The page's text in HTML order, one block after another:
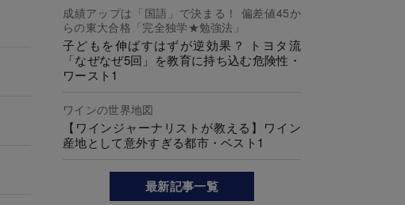
成績アップは「国語」で決まる！ 偏差値45か
らの東大合格「完全独学★勉強法」
子どもを伸ばすはずが逆効果？ トヨタ流
「なぜなぜ5回」を教育に持ち込む危険性・
ワースト1
ワインの世界地図
【ワインジャーナリストが教える】ワイン
産地として意外すぎる都市・ベスト1
最新記事一覧